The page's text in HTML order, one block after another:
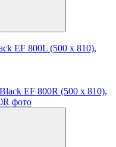
EF 800L (500 х 810),